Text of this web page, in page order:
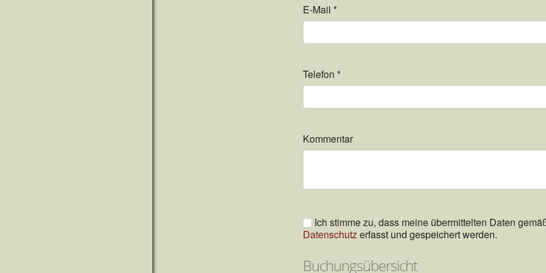
E-Mail *
Telefon *
Kommentar
Ich stimme zu, dass meine übermittelten Daten
Datenschutzerfasst und gespeichert werden.
Buchungsübersicht